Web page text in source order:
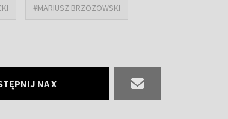
#MARIUSZ BRZOZOWSKI
NA X